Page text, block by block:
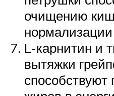
очищению
L-карнитин и
вытяжки
способствуют